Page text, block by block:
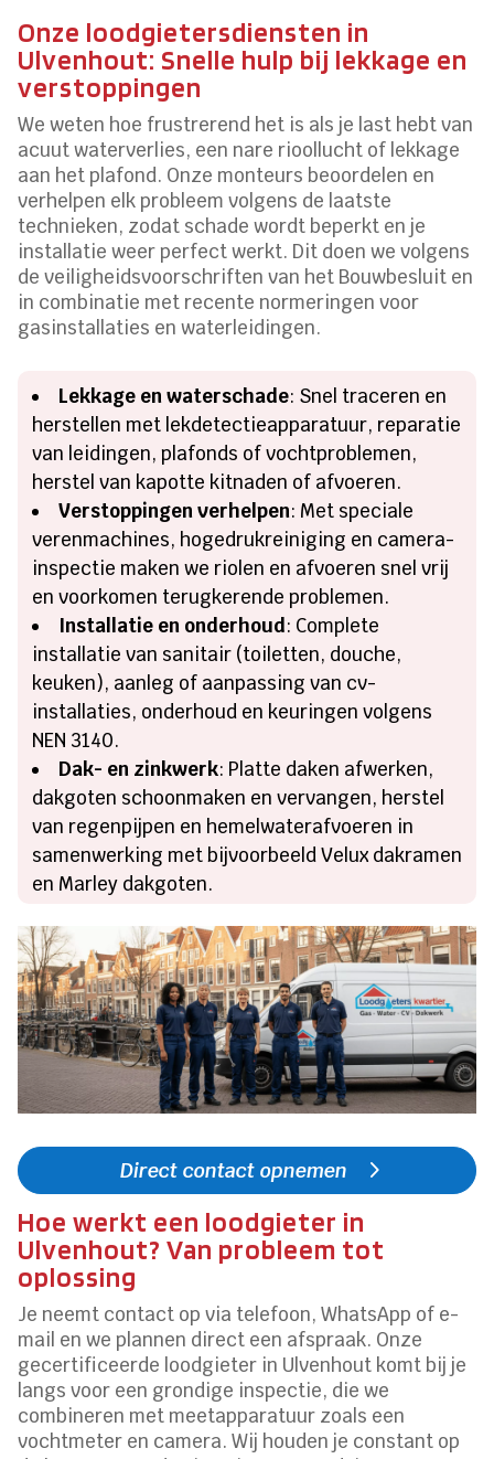
Onze loodgietersdiensten in
Ulvenhout: Snelle hulp bij lekkage en
verstoppingen
We weten hoe frustrerend het is als je last hebt van
acuut waterverlies, een nare rioollucht of lekkage
aan het plafond. Onze monteurs beoordelen en
verhelpen elk probleem volgens de laatste
technieken, zodat schade wordt beperkt en je
installatie weer perfect werkt. Dit doen we volgens
de veiligheidsvoorschriften van het Bouwbesluit en
in combinatie met recente normeringen voor
gasinstallaties en waterleidingen.
Lekkage en waterschade: Snel traceren en
herstellen met lekdetectieapparatuur, reparatie
van leidingen, plafonds of vochtproblemen,
herstel van kapotte kitnaden of afvoeren.
Verstoppingen verhelpen: Met speciale
verenmachines, hogedrukreiniging en camera-
inspectie maken we riolen en afvoeren snel vrij
en voorkomen terugkerende problemen.
Installatie en onderhoud: Complete
installatie van sanitair (toiletten, douche,
keuken), aanleg of aanpassing van cv-
installaties, onderhoud en keuringen volgens
NEN 3140.
Dak- en zinkwerk: Platte daken afwerken,
dakgoten schoonmaken en vervangen, herstel
van regenpijpen en hemelwaterafvoeren in
samenwerking met bijvoorbeeld Velux dakramen
en Marley dakgoten.
Direct contact opnemen
Hoe werkt een loodgieter in
Ulvenhout? Van probleem tot
oplossing
Je neemt contact op via telefoon, WhatsApp of e-
mail en we plannen direct een afspraak. Onze
gecertificeerde loodgieter in Ulvenhout komt bij je
langs voor een grondige inspectie, die we
combineren met meetapparatuur zoals een
vochtmeter en camera. Wij houden je constant op